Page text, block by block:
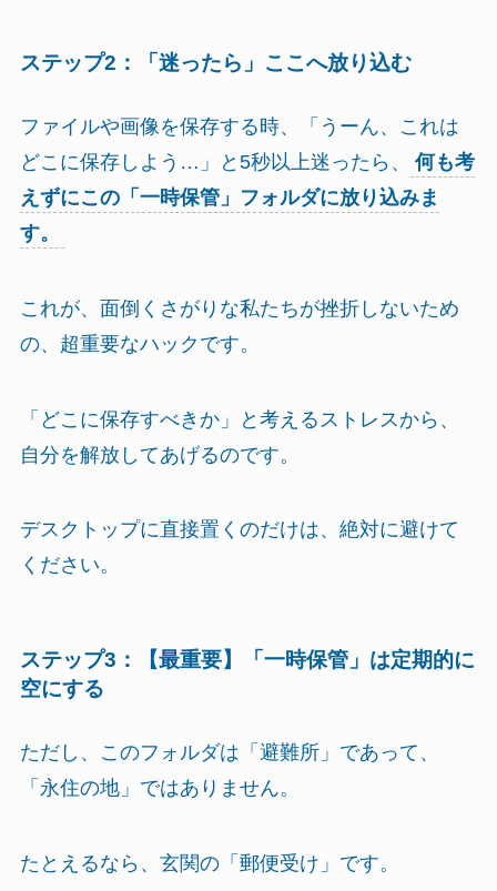
ステップ2：「迷ったら」ここへ放り込む
ファイルや画像を保存する時、「うーん、これは
どこに保存しよう…」と5秒以上迷ったら、
何も考
えずにこの「一時保管」フォルダに放り込みま
す。
これが、面倒くさがりな私たちが挫折しないため
の、超重要なハックです。
「どこに保存すべきか」と考えるストレスから、
自分を解放してあげるのです。
デスクトップに直接置くのだけは、絶対に避けて
ください。
ステップ3：【最重要】「一時保管」は定期的に
空にする
ただし、このフォルダは「避難所」であって、
「永住の地」ではありません。
たとえるなら、玄関の「郵便受け」です。